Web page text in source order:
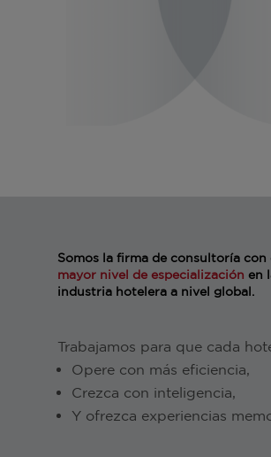
Somos la firma de consultoría con
mayor nivel de especialización en
industria hotelera a nivel global.
Trabajamos para que cada
Opere con más eficiencia,
Crezca con inteligencia,
Y ofrezca experiencias